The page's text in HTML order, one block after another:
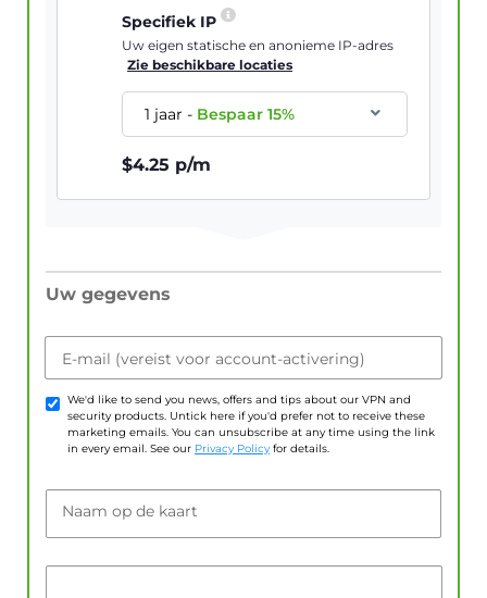
Specifiek IP
Uw eigen statische en anonieme IP-adres
Zie beschikbare locaties
1 jaar- Bespaar15%
$4.25 p/m
Uw gegevens
E-mail (vereist voor account-activering)
We'd like to send you news, offers and tips about our VPN and
security products. Untick here if you'd prefer not to receive these
marketing emails. You can unsubscribe at any time using the link
in every email. See our Privacy Policy for details.
Naam op de kaart